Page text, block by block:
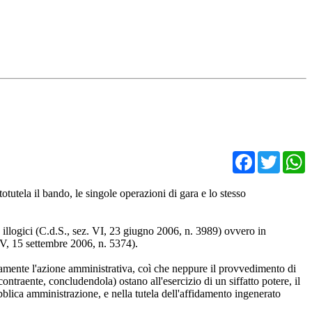
il bando, le singole operazioni di gara e lo stesso
illogici (C.d.S., sez. VI, 23 giugno 2006, n. 3989) ovvero in
15 settembre 2006, n. 5374).
l'azione amministrativa, coì che neppure il provvedimento di
concludendola) ostano all'esercizio di un siffatto potere, il
amministrazione, e nella tutela dell'affidamento ingenerato